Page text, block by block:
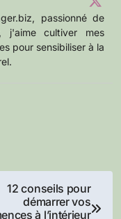
passionné de
j'aime cultiver mes
pour sensibiliser à la
12 conseils pour
démarrer vos
à l’intérieur